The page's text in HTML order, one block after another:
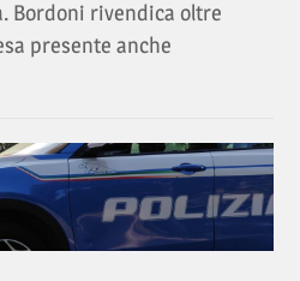
Bordoni rivendica oltre
presente anche